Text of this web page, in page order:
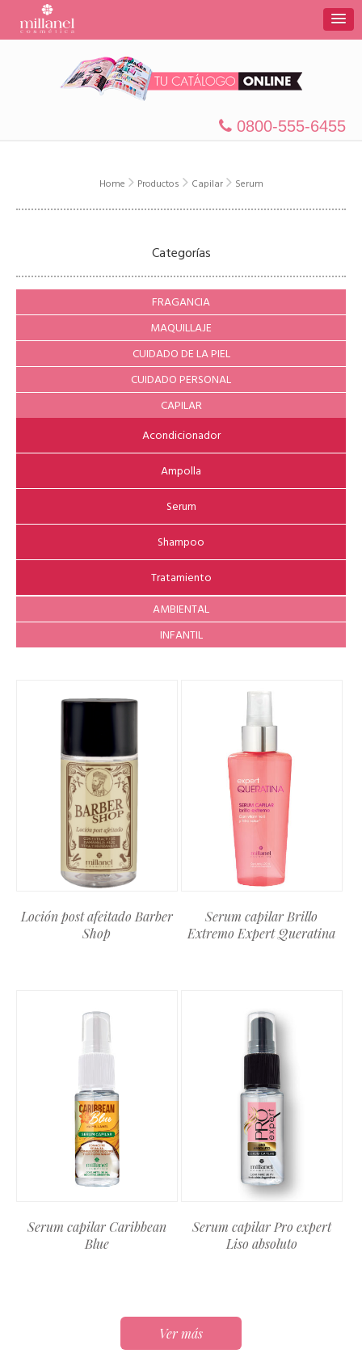
0800-555-6455
Home Productos Capilar Serum
Categorías
FRAGANCIA
MAQUILLAJE
CUIDADO DE LA PIEL
CUIDADO PERSONAL
CAPILAR
Acondicionador
Ampolla
Serum
Shampoo
Tratamiento
AMBIENTAL
INFANTIL
Loción post afeitado Barber
Shop
Serum capilar Caribbean
Blue
Serum capilar Brillo
Extremo Expert Queratina
Serum capilar Pro expert
Liso absoluto
Ver más